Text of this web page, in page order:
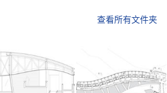
查看所有文件夹